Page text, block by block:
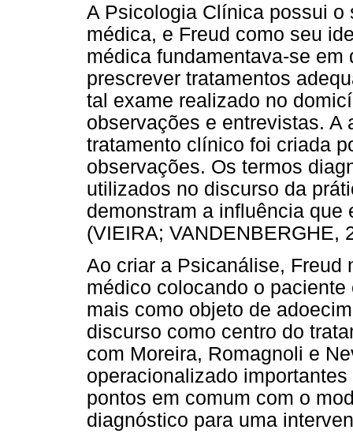
A Psicologia Clínica possui
médica, e Freud como seu
médica fundamentava-se
prescrever tratamentos
tal exame realizado no
observações e entrevistas.
tratamento clínico foi criada
observações. Os termos
utilizados no discurso da
demonstram a influência
(VIEIRA; VANDENBERGHE,
Ao criar a Psicanálise, Freud
médico colocando o
mais como objeto de
discurso como centro do
com Moreira, Romagnoli e
operacionalizado
pontos em comum com o
diagnóstico para uma